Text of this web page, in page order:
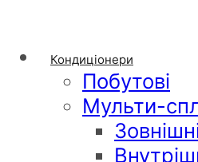
Кондиціонери
Побутові
Мульти-